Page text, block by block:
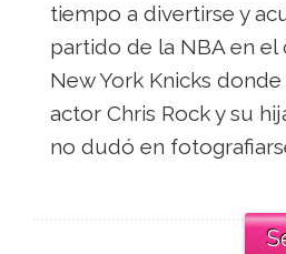
tiempo a divertirse y
partido de la NBA en el
New York Knicks
actor Chris Rock y su
no dudó en